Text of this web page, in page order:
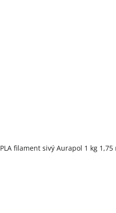
PLA filament sivý Aurapol 1 kg 1,75